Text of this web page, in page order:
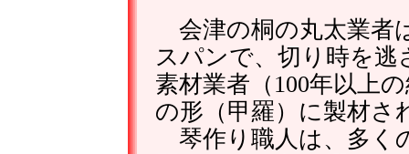
会津の桐の丸太業者
スパンで、切り時を
素材業者（100年以上
の形（甲羅）に製材さ
琴作り職人は、多く